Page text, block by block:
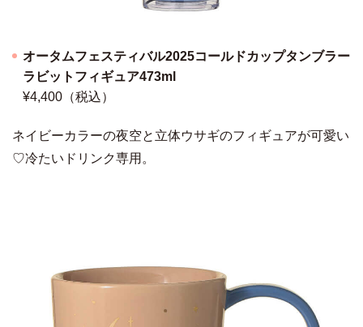
オータムフェスティバル2025コールドカップタンブラー
ラビットフィギュア473ml
¥4,400（税込）
ネイビーカラーの夜空と立体ウサギのフィギュアが可愛い
♡冷たいドリンク専用。